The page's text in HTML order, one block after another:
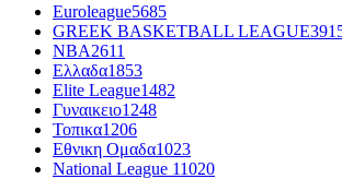
Euroleague5685
GREEK BASKETBALL LEAGUE
NBA2611
Ελλαδα1853
Elite League1482
Γυναικειο1248
Τοπικα1206
Εθνικη Ομαδα1023
National League 11020